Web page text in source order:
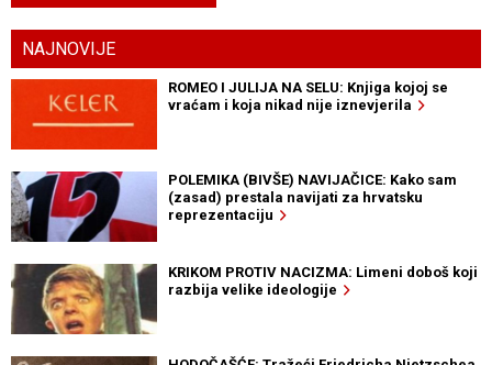
NAJNOVIJE
ROMEO I JULIJA NA SELU: Knjiga kojoj se
vraćam i koja nikad nije iznevjerila
POLEMIKA (BIVŠE) NAVIJAČICE: Kako sam
(zasad) prestala navijati za hrvatsku
reprezentaciju
KRIKOM PROTIV NACIZMA: Limeni doboš koji
razbija velike ideologije